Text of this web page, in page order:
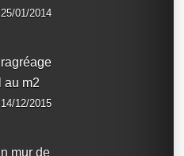
01/2014
au m2
12/2015
mur de